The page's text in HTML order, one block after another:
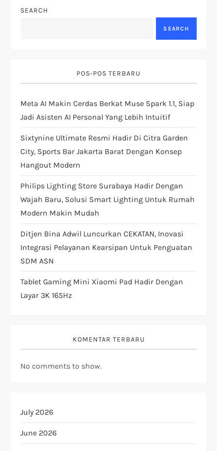
i
t
i
o
n
SEARCH
SEARCH
POS-POS TERBARU
Meta AI Makin Cerdas Berkat Muse Spark 1.1, Siap
Jadi Asisten AI Personal Yang Lebih Intuitif
Sixtynine Ultimate Resmi Hadir Di Citra Garden
City, Sports Bar Jakarta Barat Dengan Konsep
Hangout Modern
Philips Lighting Store Surabaya Hadir Dengan
Wajah Baru, Solusi Smart Lighting Untuk Rumah
Modern Makin Mudah
Ditjen Bina Adwil Luncurkan CEKATAN, Inovasi
Integrasi Pelayanan Kearsipan Untuk Penguatan
SDM ASN
Tablet Gaming Mini Xiaomi Pad Hadir Dengan
Layar 3K 165Hz
KOMENTAR TERBARU
No comments to show.
July 2026
June 2026